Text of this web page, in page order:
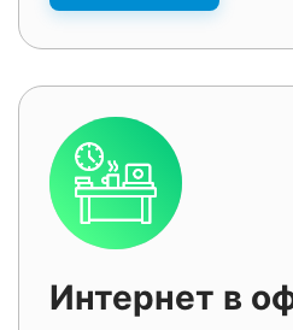
Интернет в